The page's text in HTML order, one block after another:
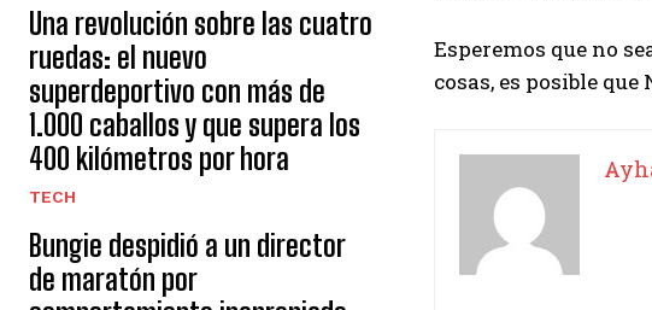
Una revolución sobre las cuatro
ruedas: el nuevo
superdeportivo con más de
1.000 caballos y que supera los
400 kilómetros por hora
TECH
Bungie despidió a un director
de maratón por
Esperemos que no
cosas, es posible